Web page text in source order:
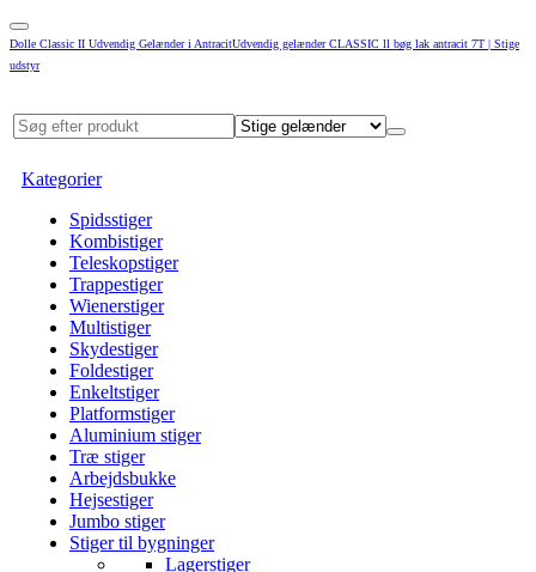
Dolle Classic II Udvendig Gelænder i AntracitUdvendig gelænder CLASSIC ll bøg lak antracit 7T | Stige
udstyr
Kategorier
Spidsstiger
Kombistiger
Teleskopstiger
Trappestiger
Wienerstiger
Multistiger
Skydestiger
Foldestiger
Enkeltstiger
Platformstiger
Aluminium stiger
Træ stiger
Arbejdsbukke
Hejsestiger
Jumbo stiger
Stiger til bygninger
Lagerstiger